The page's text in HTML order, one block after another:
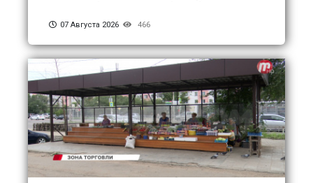
07 Августа 2026 466